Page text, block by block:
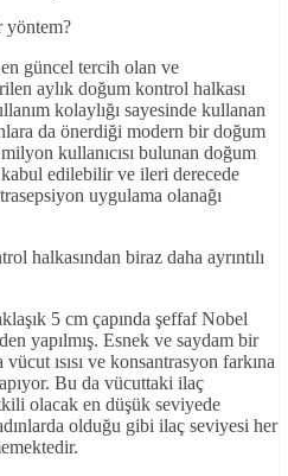
yöntem?
güncel tercih olan ve
aylık doğum kontrol halkası
kolaylığı sayesinde kullanan
da önerdiği modern bir doğum
kullanıcısı bulunan doğum
edilebilir ve ileri derecede
uygulama olanağı
halkasından biraz daha ayrıntılı
5 cm çapında şeffaf Nobel
yapılmış. Esnek ve saydam bir
ısısı ve konsantrasyon farkına
Bu da vücuttaki ilaç
olacak en düşük seviyede
olduğu gibi ilaç seviyesi her